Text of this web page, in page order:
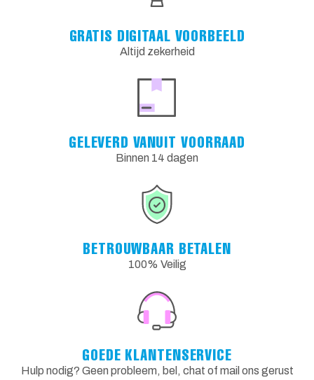
GRATIS DIGITAAL VOORBEELD
Altijd zekerheid
GELEVERD VANUIT VOORRAAD
Binnen 14 dagen
BETROUWBAAR BETALEN
100% Veilig
GOEDE KLANTENSERVICE
Hulp nodig? Geen probleem, bel, chat of mail ons gerust